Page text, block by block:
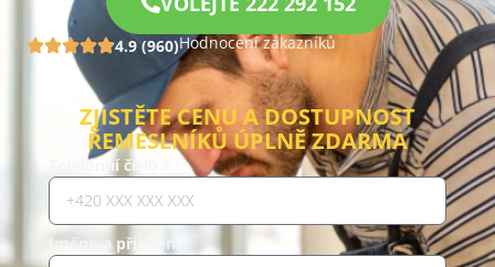
4.9 (960)Hodnocení zákazníků
ZJISTĚTE CENU A DOSTUPNOST
ŘEMESLNÍKŮ ÚPLNĚ ZDARMA
Telefonní číslo *
Jméno a příjmení*